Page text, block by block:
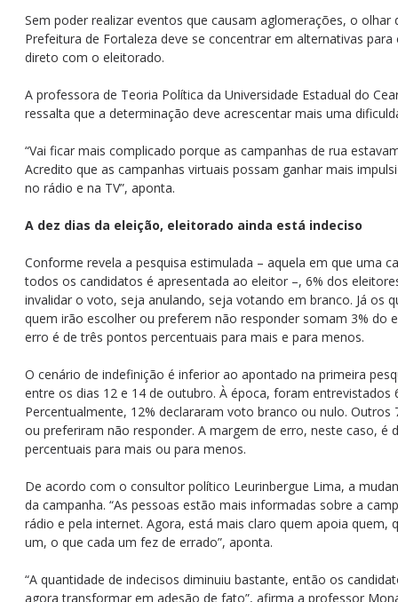
Sem poder realizar eventos que causam aglomerações, o olhar
Prefeitura de Fortaleza deve se concentrar em alternativas
direto com o eleitorado.
A professora de Teoria Política da Universidade Estadual do
ressalta que a determinação deve acrescentar mais uma
“Vai ficar mais complicado porque as campanhas de rua
Acredito que as campanhas virtuais possam ganhar mais
no rádio e na TV”, aponta.
A dez dias da eleição, eleitorado ainda está indeciso
Conforme revela a pesquisa estimulada – aquela em que uma
todos os candidatos é apresentada ao eleitor –, 6% dos
invalidar o voto, seja anulando, seja votando em branco. Já os
quem irão escolher ou preferem não responder somam 3% do
erro é de três pontos percentuais para mais e para menos.
O cenário de indefinição é inferior ao apontado na primeira
entre os dias 12 e 14 de outubro. À época, foram entrevistados
Percentualmente, 12% declararam voto branco ou nulo. Outros
ou preferiram não responder. A margem de erro, neste caso, é
percentuais para mais ou para menos.
De acordo com o consultor político Leurinbergue Lima, a
da campanha. “As pessoas estão mais informadas sobre a
rádio e pela internet. Agora, está mais claro quem apoia quem,
um, o que cada um fez de errado”, aponta.
“A quantidade de indecisos diminuiu bastante, então os
agora transformar em adesão de fato”, afirma a professor